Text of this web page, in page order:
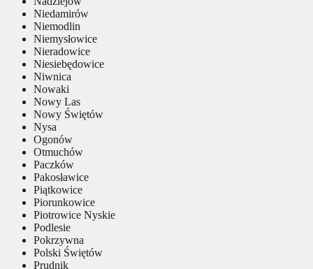
Niedamirów
Niemodlin
Niemysłowice
Nieradowice
Niesiebędowice
Niwnica
Nowaki
Nowy Las
Nowy Świętów
Nysa
Ogonów
Otmuchów
Paczków
Pakosławice
Piątkowice
Piorunkowice
Piotrowice Nyskie
Podlesie
Pokrzywna
Polski Świętów
Prudnik